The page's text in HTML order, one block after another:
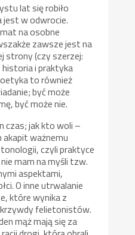
lat się robiło
jest w odwrocie.
na osobne
zawsze jest na
strony (czy szerzej:
i praktyka
to również
być może
być może nie.
czas; jak kto woli –
akapit ważnemu
czyli praktyce
mam na myśli tzw.
aspektami,
O inne utrwalanie
które wynika z
krzywdy felietonistów.
mąż mają się za